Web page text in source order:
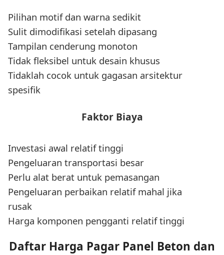
Pilihan motif dan warna sedikit
Sulit dimodifikasi setelah dipasang
Tampilan cenderung monoton
Tidak fleksibel untuk desain khusus
Tidaklah cocok untuk gagasan arsitektur
spesifik
Faktor Biaya
Investasi awal relatif tinggi
Pengeluaran transportasi besar
Perlu alat berat untuk pemasangan
Pengeluaran perbaikan relatif mahal jika
rusak
Harga komponen pengganti relatif tinggi
Daftar Harga Pagar Panel Beton dan